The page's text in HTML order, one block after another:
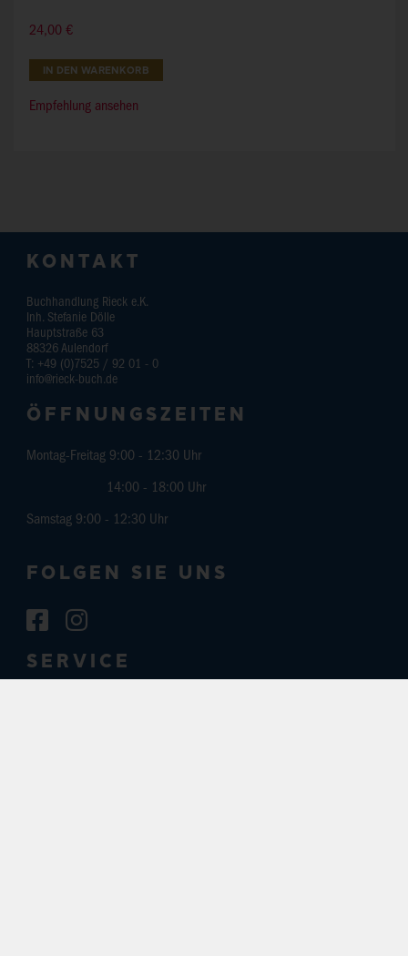
24,00 €
IN DEN WARENKORB
Empfehlung ansehen
KONTAKT
Buchhandlung Rieck e.K.
Inh. Stefanie Dölle
Hauptstraße 63
88326 Aulendorf
T: +49 (0)7525 / 92 01 - 0
info@rieck-buch.de
ÖFFNUNGSZEITEN
Montag-Freitag 9:00 - 12:30 Uhr
14:00 - 18:00 Uhr
Samstag 9:00 - 12:30 Uhr
FOLGEN SIE UNS
SERVICE